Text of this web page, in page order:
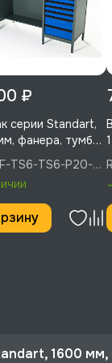
₽
серии Standart,
фанера, тумба
+ тумба с
экран 500,
5005, RUNTEC,
TS6-TS6-P20-
TS6-TS6-P20-
1600